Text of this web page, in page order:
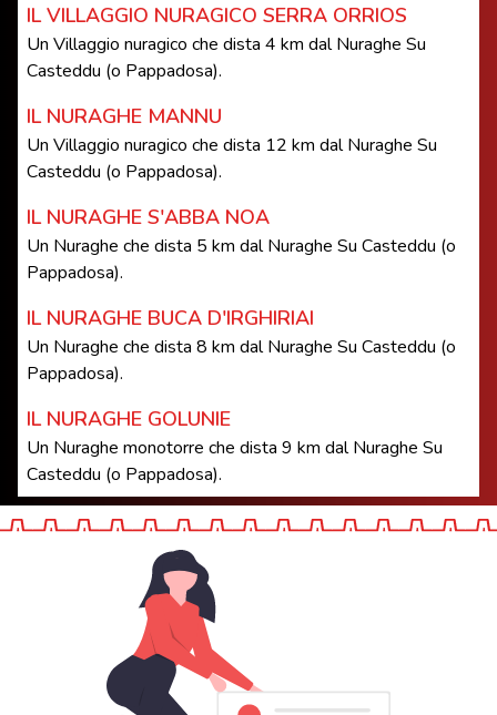
IL VILLAGGIO NURAGICO SERRA ORRIOS
Un Villaggio nuragico che dista 4 km dal Nuraghe Su
Casteddu (o Pappadosa).
IL NURAGHE MANNU
Un Villaggio nuragico che dista 12 km dal Nuraghe Su
Casteddu (o Pappadosa).
IL NURAGHE S'ABBA NOA
Un Nuraghe che dista 5 km dal Nuraghe Su Casteddu (o
Pappadosa).
IL NURAGHE BUCA D'IRGHIRIAI
Un Nuraghe che dista 8 km dal Nuraghe Su Casteddu (o
Pappadosa).
IL NURAGHE GOLUNIE
Un Nuraghe monotorre che dista 9 km dal Nuraghe Su
Casteddu (o Pappadosa).